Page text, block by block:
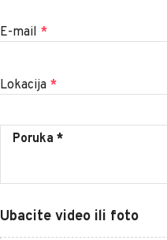
E-mail *
Lokacija *
Ubacite video ili foto